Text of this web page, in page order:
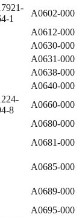
1
A0602-000
A0612-000
A0630-000
A0631-000
A0638-000
A0640-000
8
A0660-000
A0680-000
A0681-000
A0685-000
A0689-000
A0695-000